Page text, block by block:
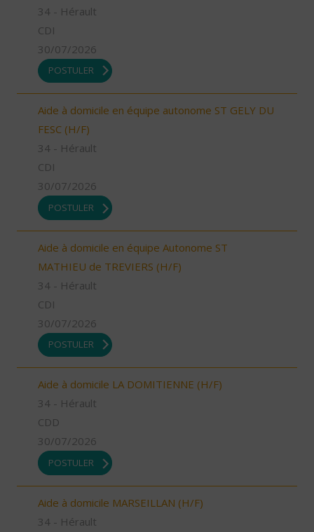
34 - Hérault
CDI
30/07/2026
POSTULER
Aide à domicile en équipe autonome ST GELY DU
FESC (H/F)
34 - Hérault
CDI
30/07/2026
POSTULER
Aide à domicile en équipe Autonome ST
MATHIEU de TREVIERS (H/F)
34 - Hérault
CDI
30/07/2026
POSTULER
Aide à domicile LA DOMITIENNE (H/F)
34 - Hérault
CDD
30/07/2026
POSTULER
Aide à domicile MARSEILLAN (H/F)
34 - Hérault